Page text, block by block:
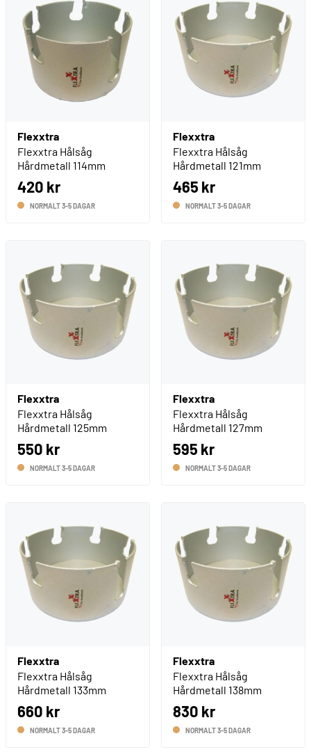
Flexxtra
Flexxtra Hålsåg
Hårdmetall 114mm
420 kr
NORMALT 3-5 DAGAR
Flexxtra
Flexxtra Hålsåg
Hårdmetall 121mm
465 kr
NORMALT 3-5 DAGAR
Flexxtra
Flexxtra Hålsåg
Hårdmetall 125mm
550 kr
NORMALT 3-5 DAGAR
Flexxtra
Flexxtra Hålsåg
Hårdmetall 127mm
595 kr
NORMALT 3-5 DAGAR
Flexxtra
Flexxtra Hålsåg
Hårdmetall 133mm
660 kr
NORMALT 3-5 DAGAR
Flexxtra
Flexxtra Hålsåg
Hårdmetall 138mm
830 kr
NORMALT 3-5 DAGAR